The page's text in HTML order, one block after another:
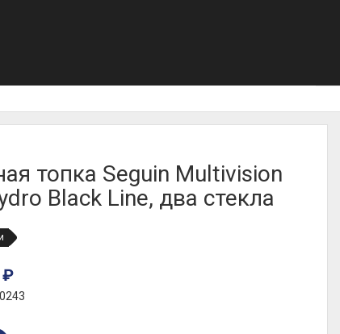
топка Seguin Multivision
Black Line, два стекла
₽